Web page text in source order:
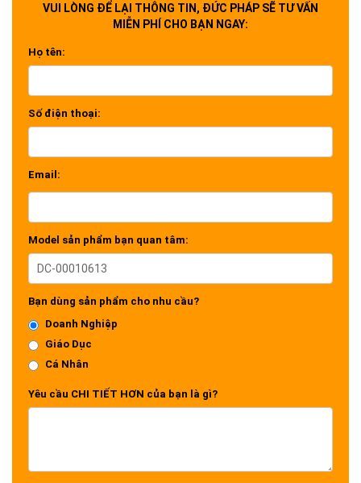
VUI LÒNG ĐỂ LẠI THÔNG TIN, ĐỨC PHÁP SẼ TƯ VẤN
MIỄN PHÍ CHO BẠN NGAY:
Họ tên:
Số điện thoại:
Email:
Model sản phẩm bạn quan tâm:
Bạn dùng sản phẩm cho nhu cầu?
Doanh Nghiệp
Giáo Dục
Cá Nhân
Yêu cầu CHI TIẾT HƠN của bạn là gì?